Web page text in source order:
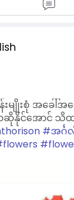
န်းမျိုးစုံ အခေ
နိုင်အောင် သိထ
#အင်္